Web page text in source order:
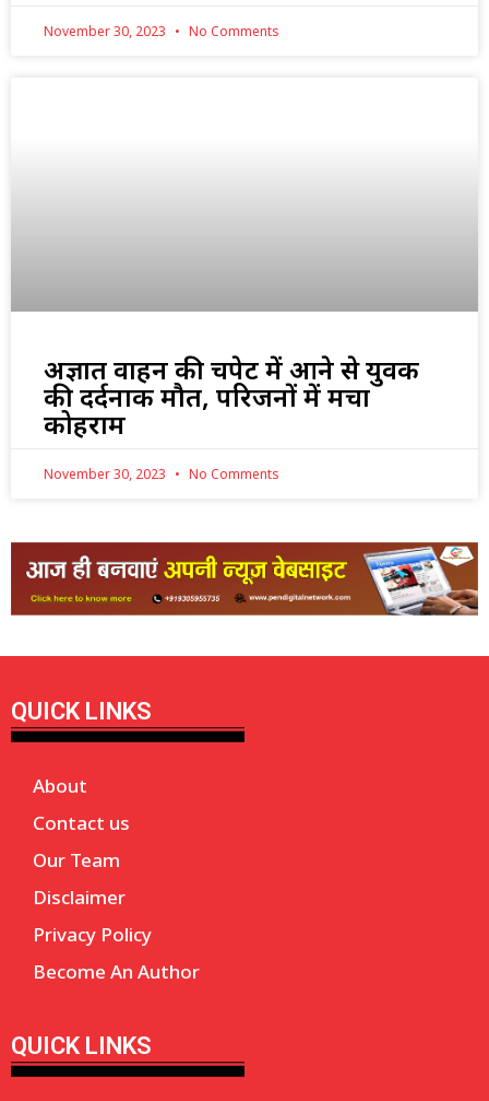
November 30, 2023 No Comments
अज्ञात वाहन की चपेट में आने से युवक
की दर्दनाक मौत, परिजनों में मचा
कोहराम
November 30, 2023 No Comments
QUICK LINKS
About
Contact us
Our Team
Disclaimer
Privacy Policy
Become An Author
QUICK LINKS